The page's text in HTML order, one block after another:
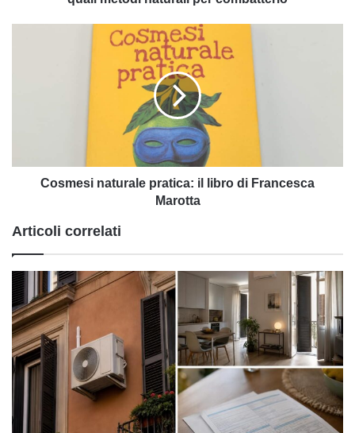
Cosmesi naturale pratica: il libro di Francesca
Marotta
Articoli correlati